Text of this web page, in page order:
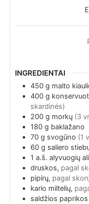
INGREDIENTAI
450 g malto
400 g
skardinės)
200 g morkų (3
180 g baklažano
70 g svogūno (1
60 g saliero
1 a.š. alyvuogių
druskos, pagal
pipirų, pagal
kario miltelių,
saldžios paprikos